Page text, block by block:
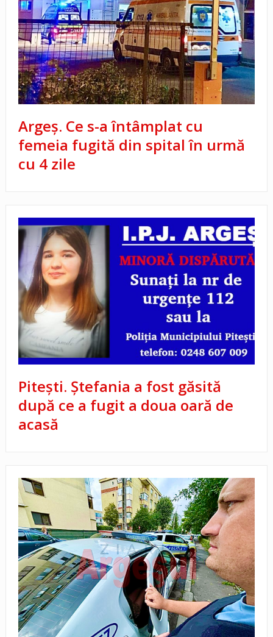
Argeș. Ce s-a întâmplat cu
femeia fugită din spital în urmă
cu 4 zile
Pitești. Ștefania a fost găsită
după ce a fugit a doua oară de
acasă